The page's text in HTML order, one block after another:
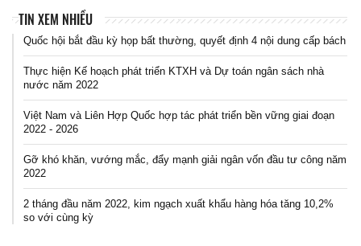
TIN XEM NHIỀU
Quốc hội bắt đầu kỳ họp bất thường, quyết định 4 nội dung cấp bách
Thực hiện Kế hoạch phát triển KTXH và Dự toán ngân sách nhà
nước năm 2022
Việt Nam và Liên Hợp Quốc hợp tác phát triển bền vững giai đoạn
2022 - 2026
Gỡ khó khăn, vướng mắc, đẩy mạnh giải ngân vốn đầu tư công năm
2022
2 tháng đầu năm 2022, kim ngạch xuất khẩu hàng hóa tăng 10,2%
so với cùng kỳ